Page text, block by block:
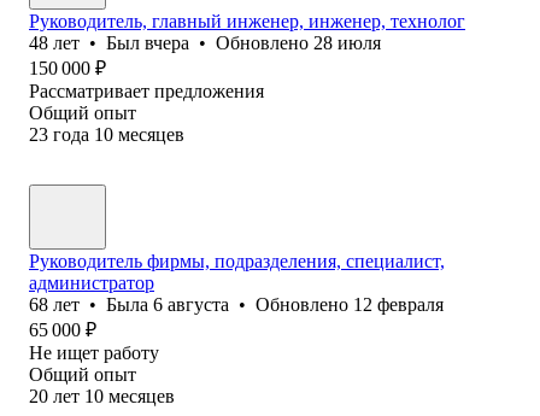
Руководитель, главный инженер, инженер, технолог
48 лет • Был вчера • Обновлено 28 июля
150 000 ₽
Рассматривает предложения
Общий опыт
23 года 10 месяцев
Руководитель фирмы, подразделения, специалист,
администратор
68 лет • Была 6 августа • Обновлено 12 февраля
65 000 ₽
Не ищет работу
Общий опыт
20 лет 10 месяцев